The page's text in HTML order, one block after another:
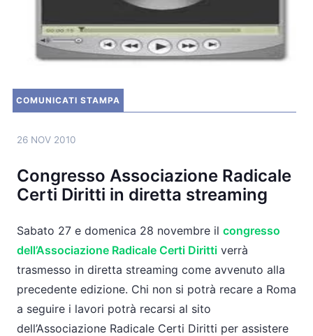
COMUNICATI STAMPA
26 NOV 2010
Congresso Associazione Radicale
Certi Diritti in diretta streaming
Sabato 27 e domenica 28 novembre il congresso
dell’Associazione Radicale Certi Diritti verrà
trasmesso in diretta streaming come avvenuto alla
precedente edizione. Chi non si potrà recare a Roma
a seguire i lavori potrà recarsi al sito
dell’Associazione Radicale Certi Diritti per assistere